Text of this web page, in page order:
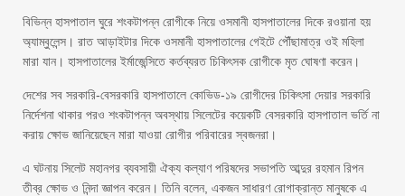
বিভিন্ন হাসপাতাল ঘুরে শংকটাপন্ন রোগীকে নিয়ে ওসমানী হাসপাতালের দিকে রওয়ানা হয়
অ্যাম্বুলেন্স। রাত আড়াইটার দিকে ওসমানী হাসপাতালের গেইটে পৌঁছামাত্র ওই মহিলা
মারা যান। হাসপাতালের ইর্মাজেন্সিতে কর্তব্যরত চিকিৎসক রোগীকে মৃত ঘোষণা করেন।
দেশের সব সরকারি-বেসরকারি হাসপাতালে কোভিড-১৯ রোগীদের চিকিৎসা দেয়ার সরকারি
নির্দেশনা থাকার পরও শংকটাপন্ন অবস্থায় সিলেটের কয়েকটি বেসরকারি হাসপাতাল ভর্তি না
করায় ক্ষোভ জানিয়েছেন মারা যাওয়া রোগীর পরিবারের স্বজনরা।
এ ঘটনায় সিলেট মহানগর ব্যবসায়ী ঐক্য কল্যাণ পরিষদের সভাপতি আব্দুর রহমান রিপন
তীব্র ক্ষোভ ও নিন্দা জ্ঞাপন করেন। তিনি বলেন, একজন সাধারণ রোগাক্রান্ত মানুষকে এ